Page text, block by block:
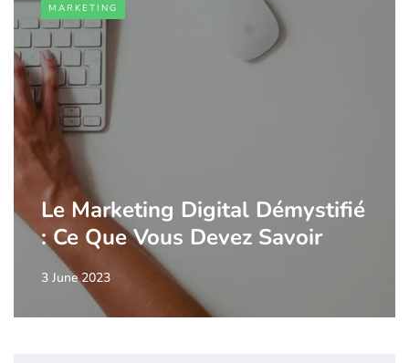
MARKETING
Le Marketing Digital Démystifié
: Ce Que Vous Devez Savoir
3 June 2023